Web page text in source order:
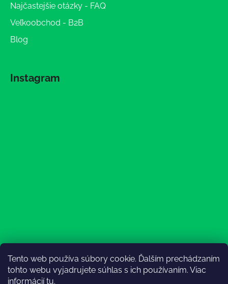
Tento web používa súbory cookie. Ďalším prechádzaním
tohto webu vyjadrujete súhlas s ich používaním. Viac
informáciítu.
Najčastejšie otázky - FAQ
Veľkoobchod - B2B
Blog
Instagram
Sledovať na Instagrame